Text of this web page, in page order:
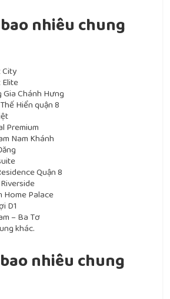
nhiêu chung
City
Chánh Hưng
Hiển quận 8
Premium
Nam Khánh
Quận 8
Home Palace
D1
– Ba Tơ
khác.
nhiêu chung